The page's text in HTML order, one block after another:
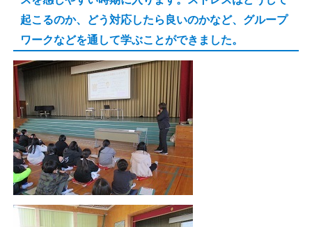
起こるのか、どう対応したら良いのかなど、グループ
ワークなどを通して学ぶことができました。